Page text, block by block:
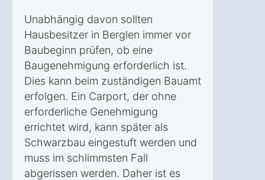
Unabhängig davon sollten
Hausbesitzer in Berglen immer vor
Baubeginn prüfen, ob eine
Baugenehmigung erforderlich ist.
Dies kann beim zuständigen Bauamt
erfolgen. Ein Carport, der ohne
erforderliche Genehmigung
errichtet wird, kann später als
Schwarzbau eingestuft werden und
muss im schlimmsten Fall
abgerissen werden. Daher ist es